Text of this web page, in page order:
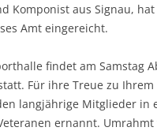
Komponist aus Signau, hat
Amt eingereicht.
findet am Samstag
Für ihre Treue zu
langjährige Mitglieder in
ernannt.